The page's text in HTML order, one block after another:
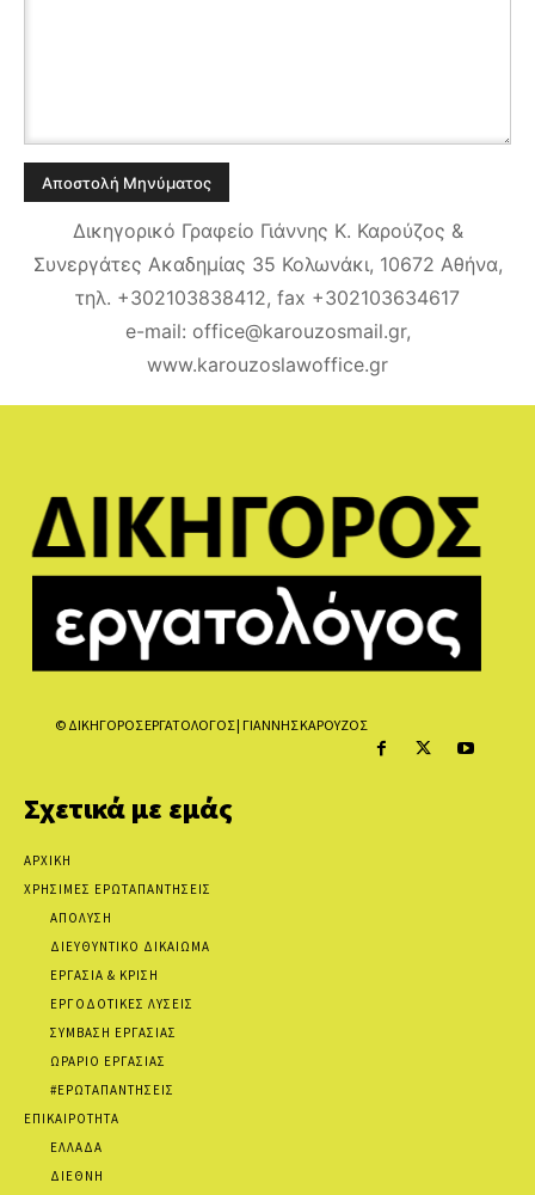
Δικηγορικό Γραφείο Γιάννης Κ. Καρούζος &
Συνεργάτες Ακαδημίας 35 Κολωνάκι, 10672 Αθήνα,
τηλ. +302103838412, fax +302103634617
e-mail: office@karouzosmail.gr,
www.karouzoslawoffice.gr
© ΔΙΚΗΓΟΡΟΣ ΕΡΓΑΤΟΛΟΓΟΣ | ΓΙΑΝΝΗΣ ΚΑΡΟΥΖΟΣ
Σχετικά με εμάς
ΑΡΧΙΚΗ
ΧΡΗΣΙΜΕΣ ΕΡΩΤΑΠΑΝΤΗΣΕΙΣ
ΑΠΟΛΥΣΗ
ΔΙΕΥΘΥΝΤΙΚΟ ΔΙΚΑΙΩΜΑ
ΕΡΓΑΣΙΑ & ΚΡΙΣΗ
ΕΡΓΟΔΟΤΙΚΕΣ ΛΥΣΕΙΣ
ΣΥΜΒΑΣΗ ΕΡΓΑΣΙΑΣ
ΩΡΑΡΙΟ ΕΡΓΑΣΙΑΣ
#ΕΡΩΤΑΠΑΝΤΗΣΕΙΣ
ΕΠΙΚΑΙΡΟΤΗΤΑ
ΕΛΛΑΔΑ
ΔΙΕΘΝΗ